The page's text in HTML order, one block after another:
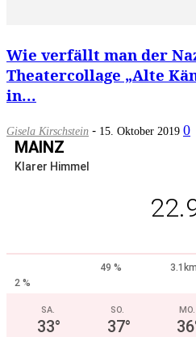
Wie verfällt man der
Theatercollage „Alte
in...
Gisela Kirschstein - 15. Oktober 2019 0
MAINZ
Klarer Himmel
49 %
2 %
SA.
33°
SO.
37°
MO.
36